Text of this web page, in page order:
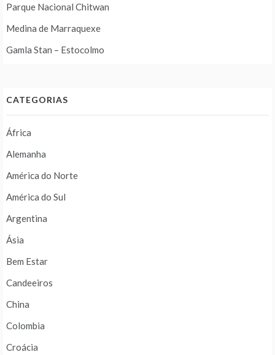
Parque Nacional Chitwan
Medina de Marraquexe
Gamla Stan – Estocolmo
CATEGORIAS
África
Alemanha
América do Norte
América do Sul
Argentina
Ásia
Bem Estar
Candeeiros
China
Colombia
Croácia